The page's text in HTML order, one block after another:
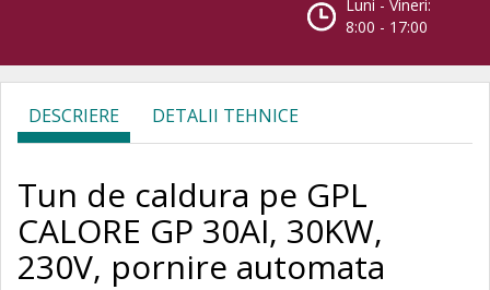
Luni - Vineri:
8:00 - 17:00
DESCRIERE DETALII TEHNICE
Tun de caldura pe GPL
CALORE GP 30AI, 30KW,
230V, pornire automata